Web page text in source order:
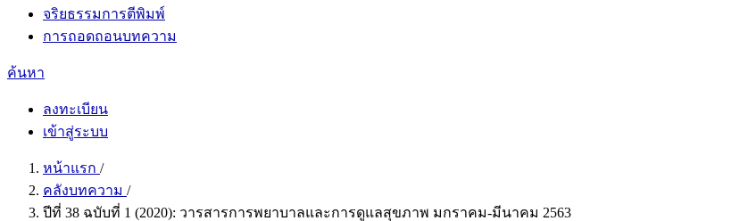
จริยธรรมการตีพิมพ์
การถอดถอนบทความ
ค้นหา
ลงทะเบียน
เข้าสู่ระบบ
หน้าแรก /
คลังบทความ /
ปีที่ 38 ฉบับที่ 1 (2020): วารสารการพยาบาลและการดูแลสุขภาพ มกราคม-มีนาคม 2563